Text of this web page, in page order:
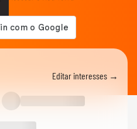
Editar interesses →